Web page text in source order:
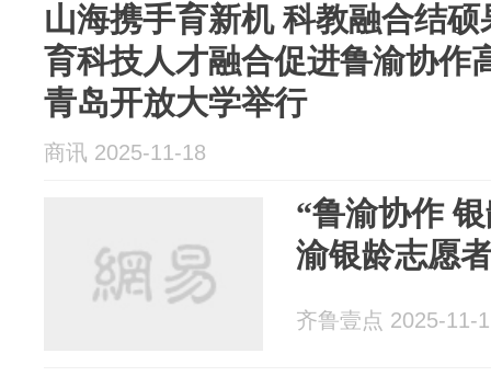
山海携手育新机 科教融合结硕
育科技人才融合促进鲁渝协作
青岛开放大学举行
商讯 2025-11-18
“鲁渝协作
渝银龄志愿
齐鲁壹点 2025-11-